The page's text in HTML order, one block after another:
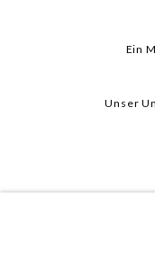
Ein
Unser